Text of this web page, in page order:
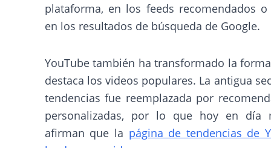
plataforma, en los feeds recomendados
en los resultados de búsqueda de Google.
YouTube también ha transformado la
destaca los videos populares. La antigua
tendencias fue reemplazada por
personalizadas, por lo que hoy en día
afirman que la página de tendencias de